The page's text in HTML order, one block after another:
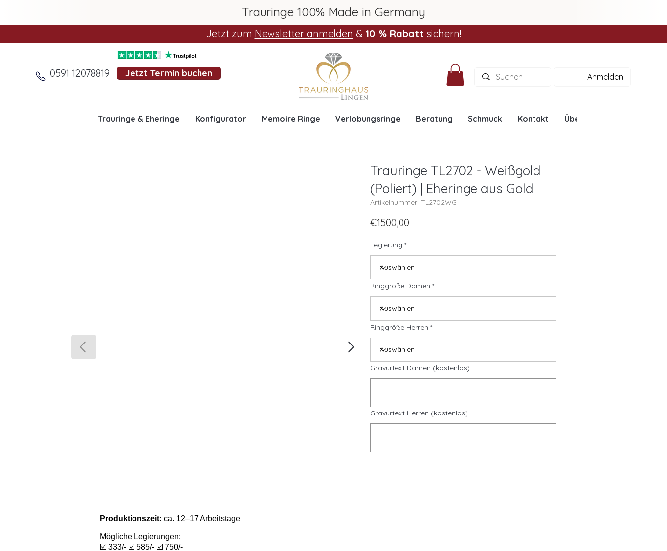
Trauringe 100% Made in Germany
Jetzt zum Newsletter anmelden & 10 % Rabatt sichern!
0591 12078819 Jetzt Termin buchen Anmelden
Trauringe & Eheringe Konfigurator Memoire Ringe Verlobungsringe Beratung Schmuck Kontakt Über uns
Produktionszeit: ca. 12–17 Arbeitstage
Mögliche Legierungen:
☑️ 333/- ☑️ 585/- ☑️ 750/-
Trauringe TL2702 - Weißgold
(Poliert) | Eheringe aus Gold
Artikelnummer: TL2702WG
€1500,00
Legierung
Ringgröße Damen
Ringgröße Herren
Gravurtext Damen (kostenlos)
Gravurtext Herren (kostenlos)